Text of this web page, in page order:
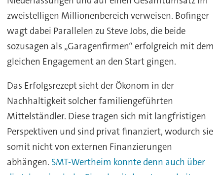
zweistelligen Millionenbereich verweisen. Bofinger
wagt dabei Parallelen zu Steve Jobs, die beide
sozusagen als „Garagenfirmen“ erfolgreich mit dem
gleichen Engagement an den Start gingen.
Das Erfolgsrezept sieht der Ökonom in der
Nachhaltigkeit solcher familiengeführten
Mittelständler. Diese tragen sich mit langfristigen
Perspektiven und sind privat finanziert, wodurch sie
somit nicht von externen Finanzierungen
abhängen. SMT-Wertheim konnte denn auch über